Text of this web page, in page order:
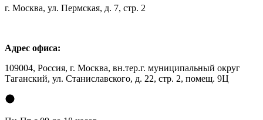
г. Москва, ул. Пермская, д. 7, стр. 2
Адрес офиса:
109004, Россия, г. Москва, вн.тер.г. муниципальный округ
Таганский, ул. Станиславского, д. 22, стр. 2, помещ. 9Ц